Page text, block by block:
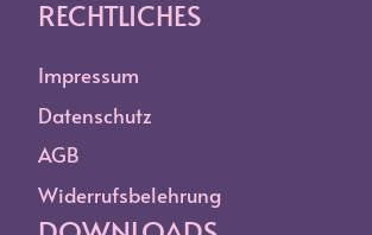
RECHTLICHES
Impressum
Datenschutz
AGB
Widerrufsbelehrung